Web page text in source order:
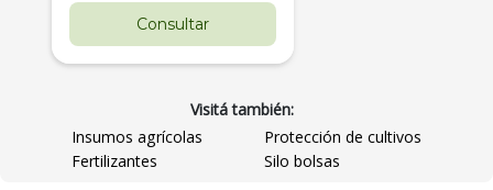
Consultar
Visitá también:
Insumos agrícolas
Protección de cultivos
Fertilizantes
Silo bolsas